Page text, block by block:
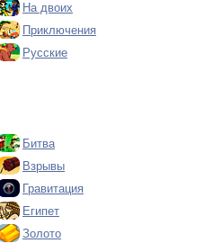
На двоих
Приключения
Русские
Битва
Взрывы
Гравитация
Египет
Золото